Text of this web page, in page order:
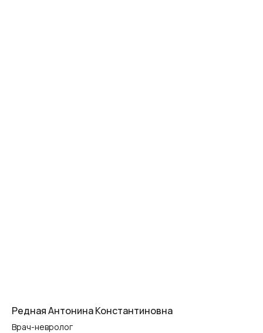
Редная Антонина Константиновна
Врач-невролог